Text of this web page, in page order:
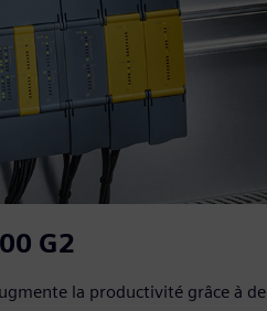
G2
la productivité grâce à de